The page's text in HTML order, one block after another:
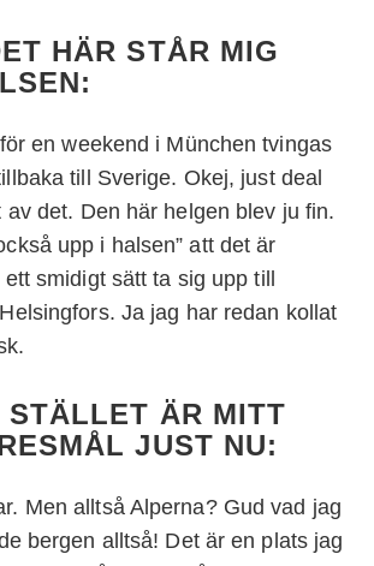
HÄR STÅR MIG
en weekend i München tvingas
till Sverige. Okej, just deal
av det. Den här helgen blev ju fin.
upp i halsen” att det är
smidigt sätt ta sig upp till
Ja jag har redan kollat
STÄLLET ÄR MITT
JUST NU:
Men alltså Alperna? Gud vad jag
bergen alltså! Det är en plats jag